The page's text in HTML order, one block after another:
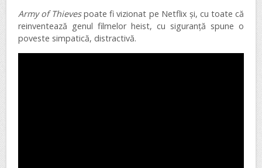
Army of Thievespoate fi vizionat pe Netflix și, cu toate că
reinventează genul filmelor heist, cu siguranță spune o
poveste simpatică, distractivă.